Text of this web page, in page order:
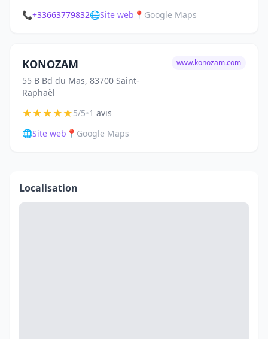
📞+33663779832🌐Site web 📍 Google Maps
KONOZAM
55 B Bd du Mas, 83700 Saint-
Raphaël
www.konozam.com
★★★★★5/5•1 avis
🌐Site web 📍 Google Maps
Localisation